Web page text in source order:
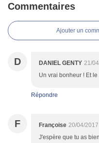
Commentaires
Ajouter un
D DANIEL GENTY 21/
Un vrai bonheur ! Et
Répondre
F Françoise 20/04/
J'espère que tu as